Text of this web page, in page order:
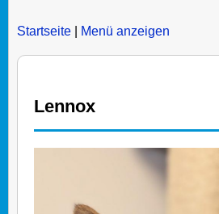
Startseite Menü anzeigen
Lennox